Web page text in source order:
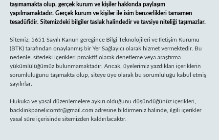
taşımamakta olup, gerçek kurum ve kişiler hakkında paylaşım
yapılmamaktadır. Gerçek kurum ve kişiler ile isim benzerlikleri tamamen
tesadüfidir. Sitemizdeki bilgiler taslak halindedir ve tavsiye niteliği taşımazlar.
Sitemiz, 5651 Sayılı Kanun gereğince Bilgi Teknolojileri ve İletişim Kurumu
(BTK) tarafından onaylanmış bir Yer Sağlayıcı olarak hizmet vermektedir. Bu
nedenle, sitedeki içerikleri proaktif olarak denetleme veya araştırma
yükümlülüğümüz bulunmamaktadır. Ancak, üyelerimiz yazdıkları içeriklerin
sorumluluğunu taşımakta olup, siteye üye olarak bu sorumluluğu kabul etmiş
sayılırlar.
Hukuka ve yasal düzenlemelere aykırı olduğunu düşündüğünüz içerikleri,
backlinkpanelicomtr@gmail.com adresine bildirmeniz halinde, ilgili içerikler
yasal süre içerisinde sitemizden kaldırılacaktır.